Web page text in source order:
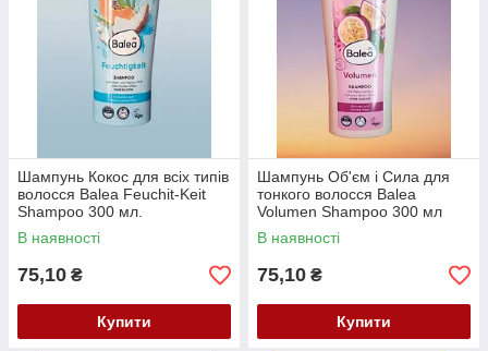
Шампунь Кокос для всіх типів
волосся Balea Feuchit-Keit
Shampoo 300 мл.
В наявності
75,10 ₴
Купити
Шампунь Об'єм і Сила для
тонкого волосся Balea
Volumen Shampoo 300 мл
В наявності
75,10 ₴
Купити